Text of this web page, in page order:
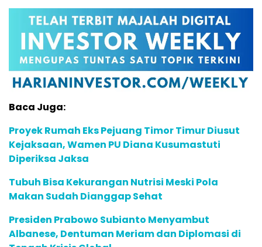
Baca Juga:
Proyek Rumah Eks Pejuang Timor Timur Diusut
Kejaksaan, Wamen PU Diana Kusumastuti
Diperiksa Jaksa
Tubuh Bisa Kekurangan Nutrisi Meski Pola
Makan Sudah Dianggap Sehat
Presiden Prabowo Subianto Menyambut
Albanese, Dentuman Meriam dan Diplomasi di